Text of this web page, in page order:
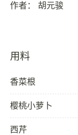
作者： 胡元骏
用料
香菜根
樱桃小萝卜
西芹